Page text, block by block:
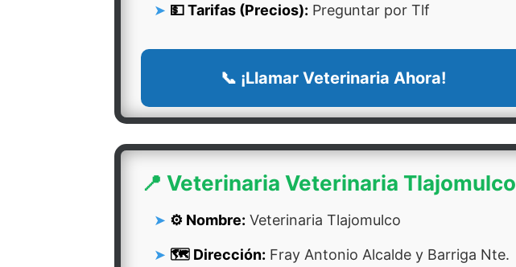
💵 Tarifas (Precios): Preguntar por Tlf
📞 ¡Llamar Veterinaria Ahora!
📍 Veterinaria Veterinaria Tlajomulco
⚙️ Nombre: Veterinaria Tlajomulco
🗺️ Dirección: Fray Antonio Alcalde y Barriga Nte.